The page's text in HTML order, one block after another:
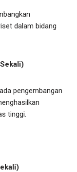
dalam bidang
pengembangan
tinggi.